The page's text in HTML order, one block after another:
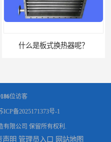
什么是板式换热器呢？
位访客
ICP备2025171373号-1
有限公司 保留所有权利.
声明 管理员入口 网站地图